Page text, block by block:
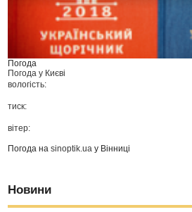
Погода
Погода у Києві
вологість:
тиск:
вітер:
Погода наsinoptik.ua у Вінниці
Новини